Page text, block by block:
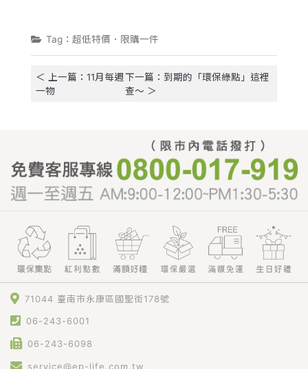
Tag：超低特價．限購一件
＜ 上一篇：11月每週
一物
下一篇：到期的「環保綠點」這裡
查～ ＞
71044 臺南市永康區國聖街178號
06-243-6001
06-243-6098
service@ep-life.com.tw